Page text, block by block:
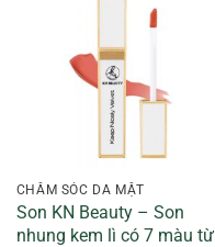
CHĂM SÓC DA MẶT
Son KN Beauty – Son
nhung kem lì có 7 màu từ